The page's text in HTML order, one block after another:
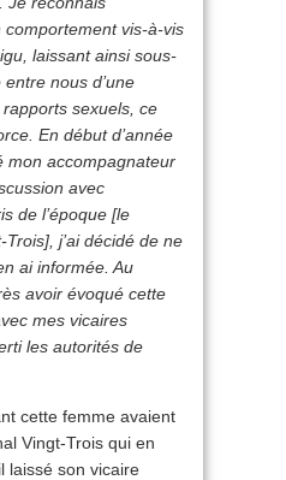
vis-à-vis
laissant ainsi sous-
nous d’une
sexuels, ce
En début d’année
mon accompagnateur
avec
de l’époque [le
j’ai décidé de ne
ai informée. Au
avoir évoqué cette
mes vicaires
les autorités de
cette femme avaient
Vingt-Trois qui en
laissé son vicaire